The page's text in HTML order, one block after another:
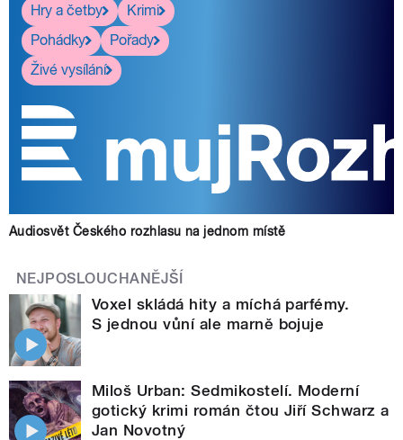
Hry a četby
Krimi
Pohádky
Pořady
Živé vysílání
Audiosvět Českého rozhlasu na jednom místě
NEJPOSLOUCHANĚJŠÍ
Voxel skládá hity a míchá parfémy.
S jednou vůní ale marně bojuje
Miloš Urban: Sedmikostelí. Moderní
gotický krimi román čtou Jiří Schwarz a
Jan Novotný